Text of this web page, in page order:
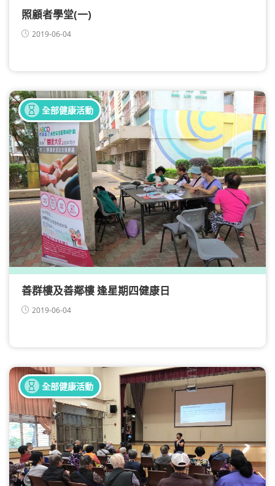
照顧者學堂(一)
2019-06-04
善群樓及善鄰樓 逢星期四健康日
2019-06-04
健康同樂日
全部健康活動
健康講座
全部健康活動